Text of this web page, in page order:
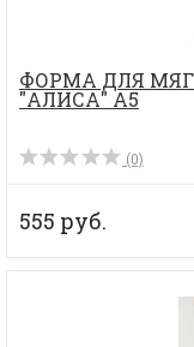
ФОРМА ДЛЯ
"АЛИСА" A5
(0)
555 руб.